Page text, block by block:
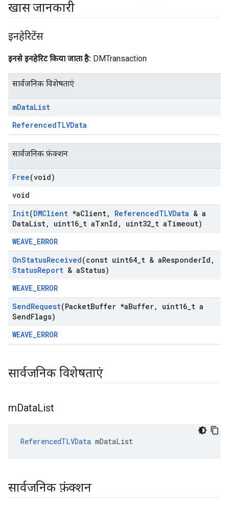
खास जानकारी
इनहेरिटेंस
इनसे इनहेरिट किया जाता है: DMTransaction
सार्वजनिक विशेषताएं
mDataList
ReferencedTLVData
सार्वजनिक फ़ंक्शन
Free(void)
void
Init(DMClient *aClient, ReferencedTLVData & a
DataList, uint16 t aTxnId , uint32 t aTimeout)
WEAVE_ERROR
OnStatusReceived(const uint64 t & aResponderId ,
StatusReport & aStatus)
WEAVE_ERROR
SendRequest(PacketBuffer *aBuffer, uint16 t a
SendFlags)
WEAVE_ERROR
सार्वजनिक विशेषताएं
mDataList
ReferencedTLVData mDataList
सार्वजनिक फ़ंक्शन